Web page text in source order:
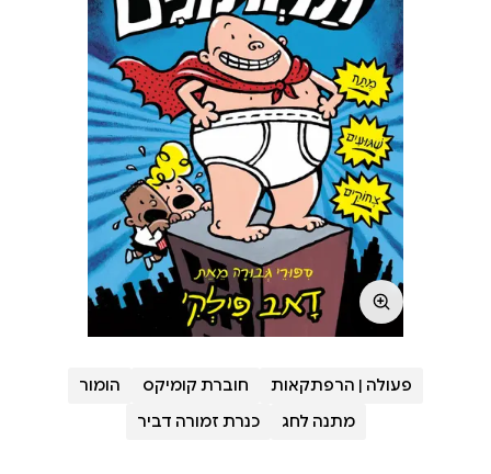
פעולה | הרפתקאות חוברת קומיקס
הומור
מתנה לחג
כנרת זמורה דביר